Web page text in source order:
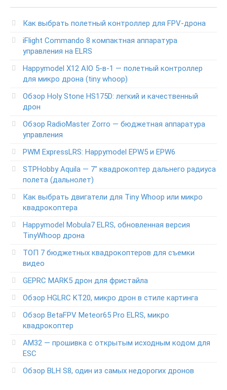
Как выбрать полетный контроллер для FPV-дрона
iFlight Commando 8 компактная аппаратура
управления на ELRS
Happymodel X12 AIO 5-в-1 — полетный контроллер
для микро дрона (tiny whoop)
Обзор Holy Stone HS175D: легкий и качественный
дрон
Обзор RadioMaster Zorro — бюджетная аппаратура
управления
PWM ExpressLRS: Happymodel EPW5 и EPW6
STPHobby Aquila — 7″ квадрокоптер дальнего радиуса
полета (дальнолет)
Как выбрать двигатели для Tiny Whoop или микро
квадрокоптера
Happymodel Mobula7 ELRS, обновленная версия
TinyWhoop дрона
ТОП 7 бюджетных квадрокоптеров для съемки
видео
GEPRC MARK5 дрон для фристайла
Обзор HGLRC KT20, микро дрон в стиле картинга
Обзор BetaFPV Meteor65 Pro ELRS, микро
квадрокоптер
АМ32 — прошивка с открытым исходным кодом для
ESC
Обзор BLH S8, один из самых недорогих дронов